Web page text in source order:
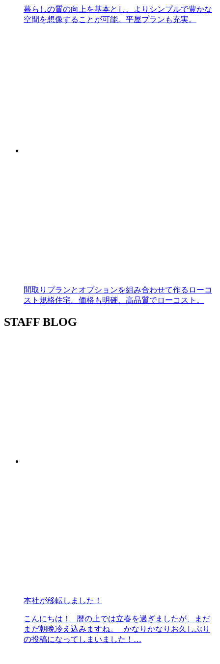
暮らしの質の向上を基本とし、よりシンプルで豊かな
空間を想像することが可能。平屋プランも充実。
間取りプランとオプションを組み合わせて作るローコ
スト規格住宅。価格も明確、高品質でローコスト。
STAFF BLOG
本社が移転しました！
こんにちは！ 暦の上では立春を過ぎましたが、まだ
まだ朝晩冷え込みますね。 かなりかなりお久しぶり
の投稿になってしまいました！…